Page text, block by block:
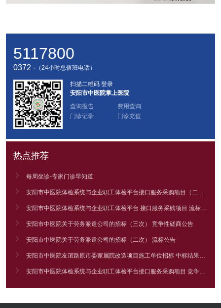
5117800
0372 - （24小时总值班电话）
扫描二维码 登录
安阳市中医院掌上医院
查询报告
费用查询
门诊记录
门诊充值
热点推荐
 每周坐诊-专家门诊早知道
 安阳市中医院体检系统与企业职工体检平台接口服务采购项目（二次） 竞争性谈判公告
 安阳市中医院体检系统与企业职工体检平台 接口服务采购项目 流标公告
 安阳市中医院关于劳务派遣公司的招标（三次） 竞争性磋商公告
 安阳市中医院关于劳务派遣公司的招标（二次） 流标公告
 安阳市中医院友谊路原市委家属院改造项目施工单位招标 中标结果公告
 安阳市中医院体检系统与企业职工体检平台接口服务采购项目 竞争性谈判公告